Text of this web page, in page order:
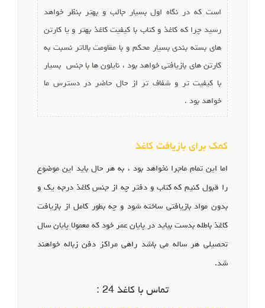
است که در نگاه اول بسیار جالب و بهتر بنظر خواهد
رسید چرا که کاغذ و کتاب با کیفیت کاغذ بهتر و یا کارتن
های بسته بندی بسیار محکم و با مقاومت بالاتر نسبت به
کارتن های بازیافتی خواهد بود ، نایلون ها با جنس بسیار
با کیفیت تر و شفاف تر از حال حاضر در دسترس ما
خواهد بود .
کمک برای بازیافت کاغذ
اما این تمام ماجرا نخواهد بود ، به هر حال باید این موضوع
را قبول کنیم که کتاب و دفتر چه از جنس کاغذ درجه یک و
بدون مواد بازیافتی ساخته شود و چه بطور کامل از بازیافت
کاغذ باطله بدست بیاید در پایان عمر خود که معمولا پایان سال
تحصیلی هر ساله می باشد راهی مراکز دفن زباله خواهند
شد.
تماس با کاغذ 24 :